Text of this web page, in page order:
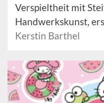
Verspieltheit mit
Handwerkskunst,
Kerstin Barthel